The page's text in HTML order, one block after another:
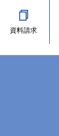
資料請求